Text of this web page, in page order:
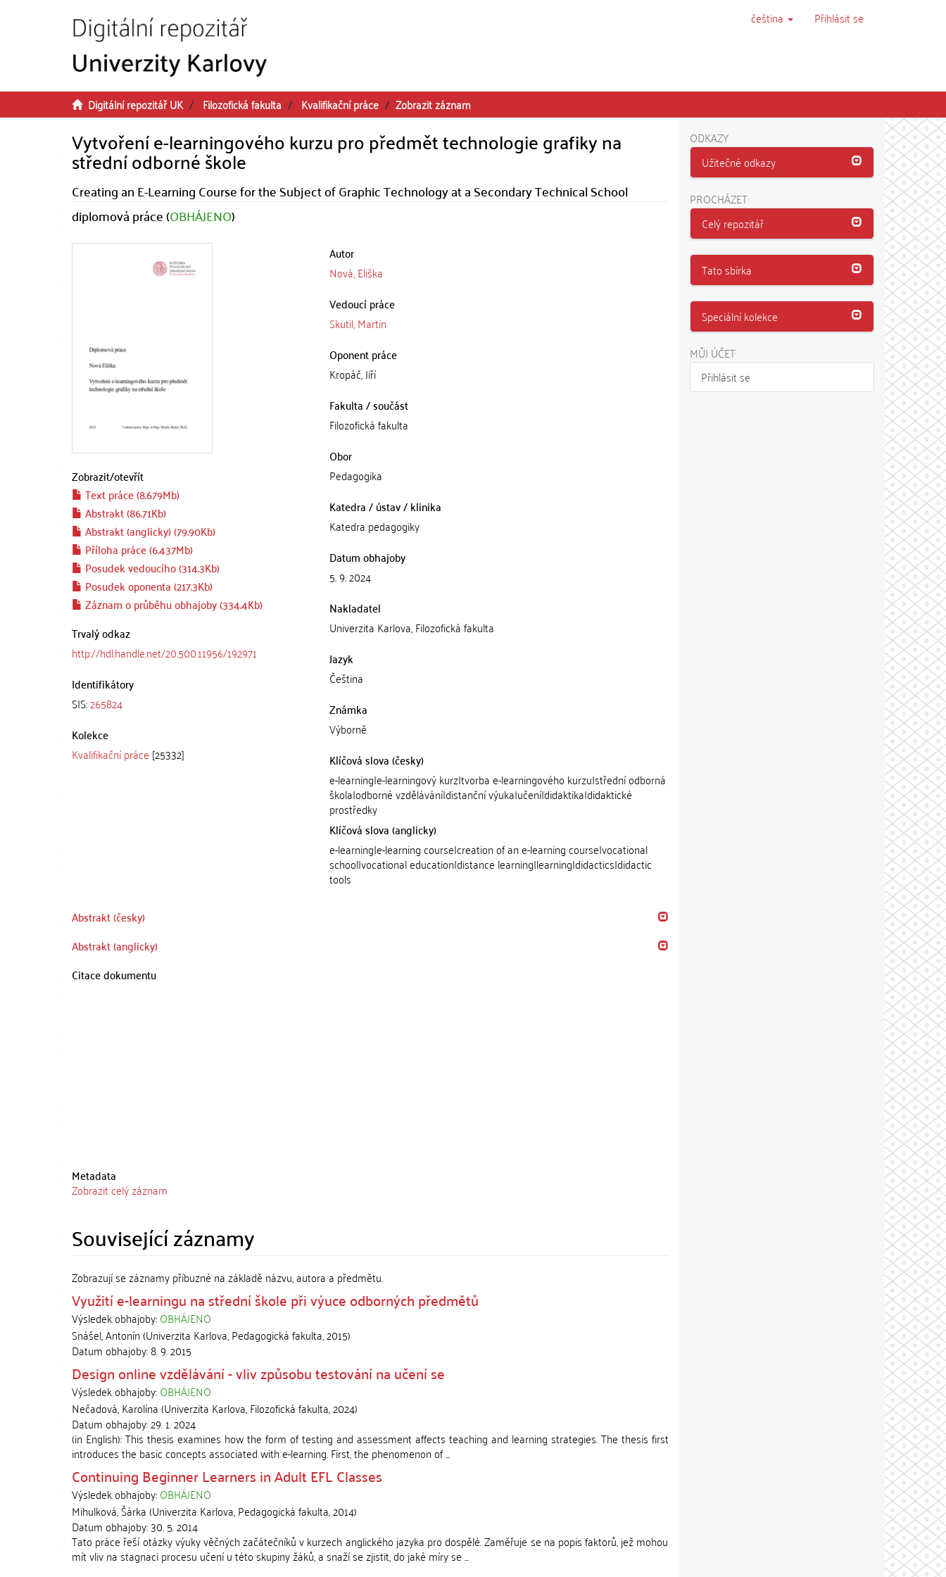
čeština Přihlásit se
Digitální repozitář UK Filozofická fakulta Kvalifikační práce Zobrazit záznam
Vytvoření e-learningového kurzu pro předmět technologie grafiky na
střední odborné škole
Creating an E-Learning Course for the Subject of Graphic Technology at a Secondary Technical School
diplomová práce (OBHÁJENO)
Zobrazit/otevřít
Text práce (8.679Mb)
Abstrakt (86.71Kb)
Abstrakt (anglicky) (79.90Kb)
Příloha práce (6.437Mb)
Posudek vedoucího (314.3Kb)
Posudek oponenta (217.3Kb)
Záznam o průběhu obhajoby (334.4Kb)
Trvalý odkaz
http://hdl.handle.net/20.500.11956/192971
Identifikátory
SIS:265824
Kolekce
Kvalifikační práce [25332]
Autor
Nová, Eliška
Vedoucí práce
Skutil, Martin
Oponent práce
Kropáč, Jiří
Fakulta / součást
Filozofická fakulta
Obor
Pedagogika
Katedra / ústav / klinika
Katedra pedagogiky
Datum obhajoby
5. 9. 2024
Nakladatel
Univerzita Karlova, Filozofická fakulta
Jazyk
Čeština
Známka
Výborně
Klíčová slova (česky)
e-learning|e-learningový kurz|tvorba e-learningového kurzu|střední odborná
škola|odborné vzdělávání|distanční výuka|učení|didaktika|didaktické
prostředky
Klíčová slova (anglicky)
e-learning|e-learning course|creation of an e-learning course|vocational
school|vocational education|distance learning|learning|didactics|didactic
tools
Abstrakt (česky)
Abstrakt (anglicky)
Citace dokumentu
Metadata
Zobrazit celý záznam
Související záznamy
Zobrazují se záznamy příbuzné na základě názvu, autora a předmětu.
Využití e-learningu na střední škole při výuce odborných předmětů
Výsledek obhajoby:OBHÁJENO
Snášel, Antonín(Univerzita Karlova, Pedagogická fakulta,2015)
Datum obhajoby:8. 9. 2015
Design online vzdělávání - vliv způsobu testování na učení se
Výsledek obhajoby:OBHÁJENO
Nečadová, Karolína(Univerzita Karlova, Filozofická fakulta,2024)
Datum obhajoby:29. 1. 2024
(in English): This thesis examines how the form of testing and assessment affects teaching and learning strategies. The thesis first
introduces the basic concepts associated with e-learning. First, the phenomenon of ...
Continuing Beginner Learners in Adult EFL Classes
Výsledek obhajoby:OBHÁJENO
Mihulková, Šárka(Univerzita Karlova, Pedagogická fakulta,2014)
Datum obhajoby:30. 5. 2014
Tato práce řeší otázky výuky věčných začátečníků v kurzech anglického jazyka pro dospělé. Zaměřuje se na popis faktorů, jež mohou
mít vliv na stagnaci procesu učení u této skupiny žáků, a snaží se zjistit, do jaké míry se ...
ODKAZY
Užitečné odkazy
PROCHÁZET
Celý repozitář
Tato sbírka
Speciální kolekce
MŮJ ÚČET
Přihlásit se